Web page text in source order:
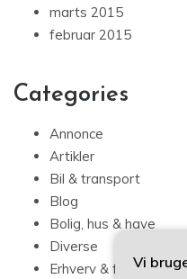
marts 2015
februar 2015
Categories
Annonce
Artikler
Bil & transport
Blog
Bolig, hus & have
Diverse
Erhverv & forbrug
Vi